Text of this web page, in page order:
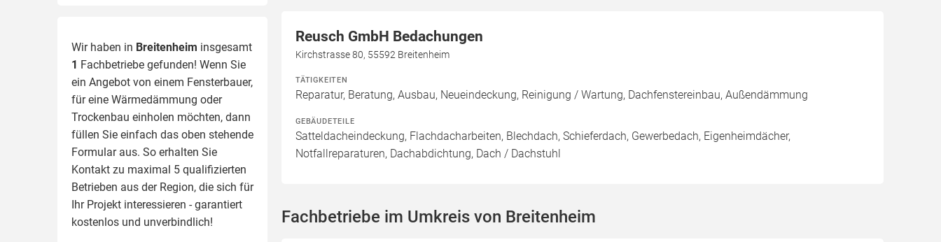
Wir haben in Breitenheim insgesamt
1 Fachbetriebe gefunden! Wenn Sie
ein Angebot von einem Fensterbauer,
für eine Wärmedämmung oder
Trockenbau einholen möchten, dann
füllen Sie einfach das oben stehende
Formular aus. So erhalten Sie
Kontakt zu maximal 5 qualifizierten
Betrieben aus der Region, die sich für
Ihr Projekt interessieren - garantiert
kostenlos und unverbindlich!
Reusch GmbH Bedachungen
Kirchstrasse 80, 55592 Breitenheim
TÄTIGKEITEN
Reparatur, Beratung, Ausbau, Neueindeckung, Reinigung / Wartung, Dachfenstereinbau, Außendämmung
GEBÄUDETEILE
Satteldacheindeckung, Flachdacharbeiten, Blechdach, Schieferdach, Gewerbedach, Eigenheimdächer,
Notfallreparaturen, Dachabdichtung, Dach / Dachstuhl
Fachbetriebe im Umkreis von Breitenheim